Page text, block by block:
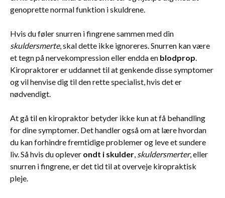
genoprette normal funktion i skuldrene.
Hvis du føler snurren i fingrene sammen med din
skuldersmerte, skal dette ikke ignoreres. Snurren kan være
et tegn på nervekompression eller endda en blodprop.
Kiropraktorer er uddannet til at genkende disse symptomer
og vil henvise dig til den rette specialist, hvis det er
nødvendigt.
At gå til en kiropraktor betyder ikke kun at få behandling
for dine symptomer. Det handler også om at lære hvordan
du kan forhindre fremtidige problemer og leve et sundere
liv. Så hvis du oplever ondt i skulder, skuldersmerter, eller
snurren i fingrene, er det tid til at overveje kiropraktisk
pleje.